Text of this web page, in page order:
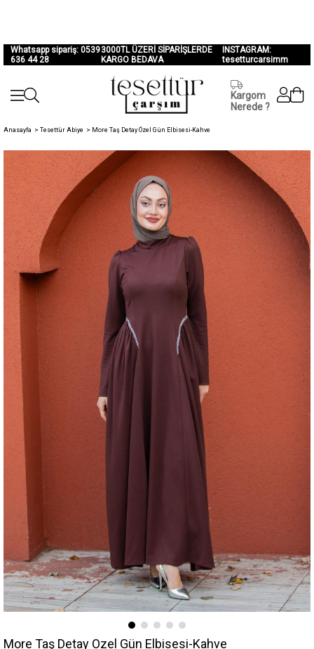
Whatsapp sipariş: 0539
636 44 28
3000TL ÜZERİ SİPARİŞLERDE
KARGO BEDAVA
INSTAGRAM:
tesetturcarsimm
Kargom
Nerede ?
Anasayfa > Tesettür Abiye > More Taş Detay Özel Gün Elbisesi-Kahve
More Taş Detay Özel Gün Elbisesi-Kahve